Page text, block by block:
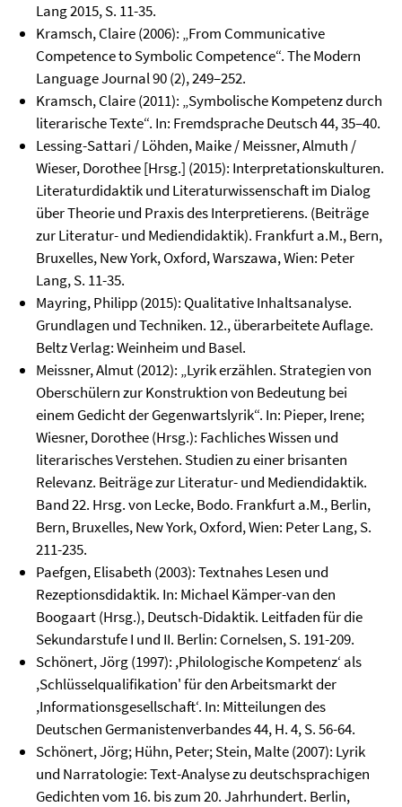
Lang 2015, S. 11-35.
Kramsch, Claire (2006): „From Communicative
Competence to Symbolic Competence“. The Modern
Language Journal 90 (2), 249–252.
Kramsch, Claire (2011): „Symbolische Kompetenz durch
literarische Texte“. In: Fremdsprache Deutsch 44, 35–40.
Lessing-Sattari / Löhden, Maike / Meissner, Almuth /
Wieser, Dorothee [Hrsg.] (2015): Interpretationskulturen.
Literaturdidaktik und Literaturwissenschaft im Dialog
über Theorie und Praxis des Interpretierens. (Beiträge
zur Literatur- und Mediendidaktik). Frankfurt a.M., Bern,
Bruxelles, New York, Oxford, Warszawa, Wien: Peter
Lang, S. 11-35.
Mayring, Philipp (2015): Qualitative Inhaltsanalyse.
Grundlagen und Techniken. 12., überarbeitete Auflage.
Beltz Verlag: Weinheim und Basel.
Meissner, Almut (2012): „Lyrik erzählen. Strategien von
Oberschülern zur Konstruktion von Bedeutung bei
einem Gedicht der Gegenwartslyrik“. In: Pieper, Irene;
Wiesner, Dorothee (Hrsg.): Fachliches Wissen und
literarisches Verstehen. Studien zu einer brisanten
Relevanz. Beiträge zur Literatur- und Mediendidaktik.
Band 22. Hrsg. von Lecke, Bodo. Frankfurt a.M., Berlin,
Bern, Bruxelles, New York, Oxford, Wien: Peter Lang, S.
211-235.
Paefgen, Elisabeth (2003): Textnahes Lesen und
Rezeptionsdidaktik. In: Michael Kämper-van den
Boogaart (Hrsg.), Deutsch-Didaktik. Leitfaden für die
Sekundarstufe I und II. Berlin: Cornelsen, S. 191-209.
Schönert, Jörg (1997): ,Philologische Kompetenz‘ als
,Schlüsselqualifikation' für den Arbeitsmarkt der
,Informationsgesellschaft‘. In: Mitteilungen des
Deutschen Germanistenverbandes 44, H. 4, S. 56-64.
Schönert, Jörg; Hühn, Peter; Stein, Malte (2007): Lyrik
und Narratologie: Text-Analyse zu deutschsprachigen
Gedichten vom 16. bis zum 20. Jahrhundert. Berlin,